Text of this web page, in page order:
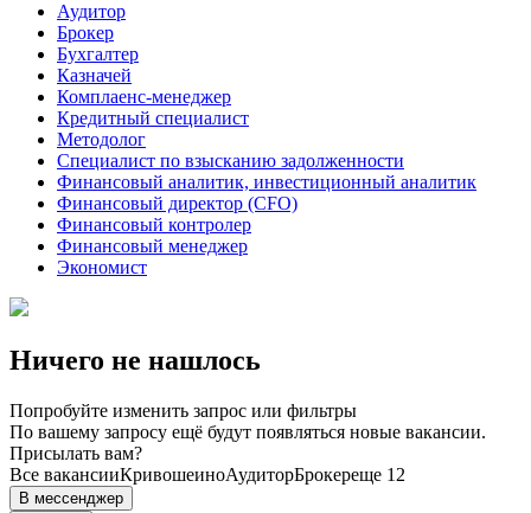
Аудитор
Брокер
Бухгалтер
Казначей
Комплаенс-менеджер
Кредитный специалист
Методолог
Специалист по взысканию задолженности
Финансовый аналитик, инвестиционный аналитик
Финансовый директор (CFO)
Финансовый контролер
Финансовый менеджер
Экономист
Ничего не нашлось
Попробуйте изменить запрос или фильтры
По вашему запросу ещё будут появляться новые вакансии.
Присылать вам?
Все вакансииКривошеиноАудиторБрокереще 12
В мессенджер